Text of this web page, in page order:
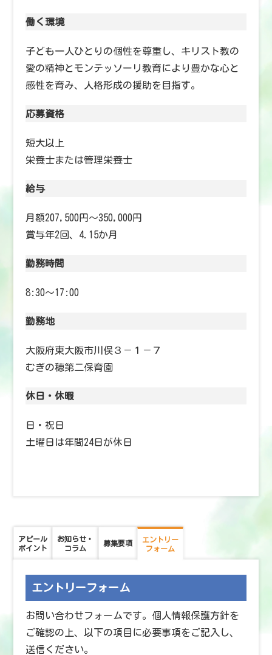
働く環境
子ども一人ひとりの個性を尊重し、キリスト教の
愛の精神とモンテッソーリ教育により豊かな心と
感性を育み、人格形成の援助を目指す。
応募資格
短大以上
栄養士または管理栄養士
給与
月額207,500円～350,000円
賞与年2回、4.15か月
勤務時間
8:30～17:00
勤務地
大阪府東大阪市川俣３－１－７
むぎの穂第二保育園
休日・休暇
日・祝日
土曜日は年間24日が休日
アピール
ポイント
お知らせ・
コラム
募集要項
エントリー
フォーム
エントリーフォーム
お問い合わせフォームです。個人情報保護方針を
ご確認の上、以下の項目に必要事項をご記入し、
送信ください。